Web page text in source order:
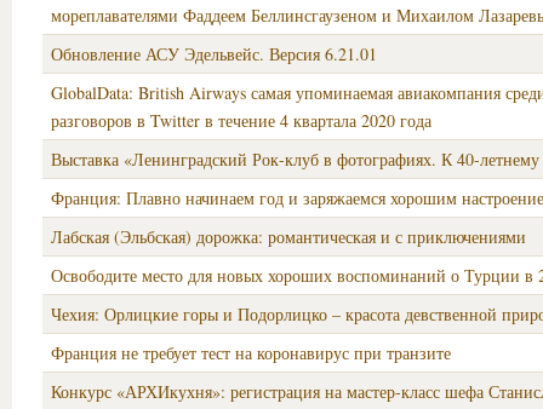
мореплавателями Фаддеем Беллинсгаузеном и Михаилом
Обновление АСУ Эдельвейс. Версия 6.21.01
GlobalData: British Airways самая упоминаемая авиакомпания
разговоров в Twitter в течение 4 квартала 2020 года
Выставка «Ленинградский Рок-клуб в фотографиях. К 40-
Франция: Плавно начинаем год и заряжаемся хорошим
Лабская (Эльбская) дорожка: романтическая и с приключениями
Освободите место для новых хороших воспоминаний о Турции в
Чехия: Орлицкие горы и Подорлицко – красота девственной
Франция не требует тест на коронавирус при транзите
Конкурс «АРХИкухня»: регистрация на мастер-класс шефа